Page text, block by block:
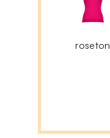
roseton